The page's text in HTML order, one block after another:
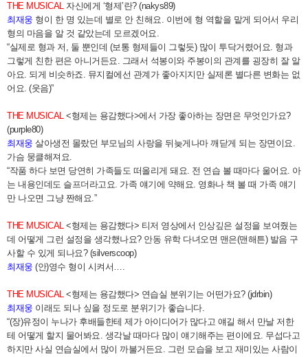
THE MUSICAL자신에게 ‘형제’란? (nakys89)
최재웅 형이 한 명 있는데 별로 안 친해요. 이번에 형 역할을 맡게 되어서 우리
형의 마음을 알 것 같았는데 모르겠어요.
“실제로 형과 저, 둘 뿐인데 (보통 형제들이 그렇듯) 많이 투닥거렸어요. 형과
그렇게 친한 편은 아니거든요. 그래서 석봉이와 주봉이의 관계를 굉장히 잘 알
아요. 되게 비슷하죠. 뮤지컬에선 관계가 좋아지지만 실제론 별다른 변화는 없
어요. (웃음)”
THE MUSICAL<형제는 용감했다>에서 가장 좋아하는 장면은 무엇인가요?
(purple80)
최재웅 살아생전 몰랐던 부모님의 사랑을 뒤늦게나마 깨닫게 되는 장면이요.
가슴 뭉클해져요.
“작품 하다 보면 당연히 가족들도 떠올리게 돼요. 전 연습 볼 때마다 울어요. 아
는 내용인데도 슬프더라고요. 가족 얘기에 약해요. 영화나 책 볼 때 가족 얘기
만 나오면 그냥 짠해요.”
THE MUSICAL<형제는 용감했다> 티저 영상에서 인상깊은 설정을 보여줬는
데 어떻게 그런 설정을 생각했나요? 안동 유학 다녀오면 맨은(맨해튼) 발음 구
사할 수 있게 되나요? (silverscoop)
최재웅 (안)영수 형이 시켜서….
THE MUSICAL<형제는 용감했다> 연습실 분위기는 어떤가요? (jdrbin)
최재웅 이래도 되나 싶을 정도로 분위기가 좋습니다.
“(장)유정이 누나가 후배들한테 제가 아이디어가 많다고 얘길 해서 만날 저한
테 어떻게 할지 물어봐요. 생각날 때마다 많이 얘기해주는 편이에요. 무섭다고
하지만 사실 연습실에서 많이 까불거든요. 그런 모습을 보고 재미있는 사람이